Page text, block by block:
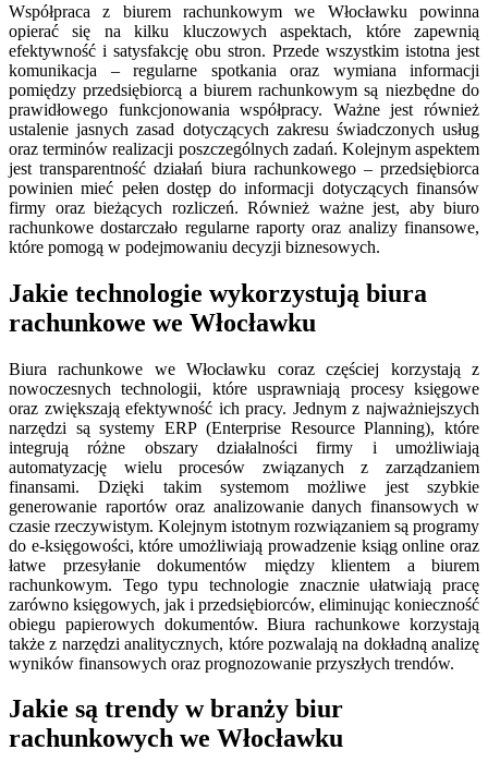
Współpraca z biurem rachunkowym we Włocławku powinna
opierać się na kilku kluczowych aspektach, które zapewnią
efektywność i satysfakcję obu stron. Przede wszystkim istotna jest
komunikacja – regularne spotkania oraz wymiana informacji
pomiędzy przedsiębiorcą a biurem rachunkowym są niezbędne do
prawidłowego funkcjonowania współpracy. Ważne jest również
ustalenie jasnych zasad dotyczących zakresu świadczonych usług
oraz terminów realizacji poszczególnych zadań. Kolejnym aspektem
jest transparentność działań biura rachunkowego – przedsiębiorca
powinien mieć pełen dostęp do informacji dotyczących finansów
firmy oraz bieżących rozliczeń. Również ważne jest, aby biuro
rachunkowe dostarczało regularne raporty oraz analizy finansowe,
które pomogą w podejmowaniu decyzji biznesowych.
Jakie technologie wykorzystują biura
rachunkowe we Włocławku
Biura rachunkowe we Włocławku coraz częściej korzystają z
nowoczesnych technologii, które usprawniają procesy księgowe
oraz zwiększają efektywność ich pracy. Jednym z najważniejszych
narzędzi są systemy ERP (Enterprise Resource Planning), które
integrują różne obszary działalności firmy i umożliwiają
automatyzację wielu procesów związanych z zarządzaniem
finansami. Dzięki takim systemom możliwe jest szybkie
generowanie raportów oraz analizowanie danych finansowych w
czasie rzeczywistym. Kolejnym istotnym rozwiązaniem są programy
do e-księgowości, które umożliwiają prowadzenie ksiąg online oraz
łatwe przesyłanie dokumentów między klientem a biurem
rachunkowym. Tego typu technologie znacznie ułatwiają pracę
zarówno księgowych, jak i przedsiębiorców, eliminując konieczność
obiegu papierowych dokumentów. Biura rachunkowe korzystają
także z narzędzi analitycznych, które pozwalają na dokładną analizę
wyników finansowych oraz prognozowanie przyszłych trendów.
Jakie są trendy w branży biur
rachunkowych we Włocławku